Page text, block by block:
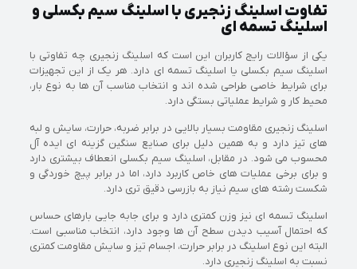
تفاوت اسلینگ زنجیری با اسلینگ سیم بکسلی و
اسلینگ تسمه ای
یکی از سؤالات رایج کاربران این است که اسلینگ زنجیری چه تفاوتی با
اسلینگ سیم بکسلی یا اسلینگ تسمه ای دارد. هر یک از این تجهیزات
برای شرایط خاصی طراحی شده اند و انتخاب مناسب آن ها به نوع بار،
محیط کار و شرایط عملیاتی بستگی دارد.
اسلینگ زنجیری مقاومت بسیار بالایی در برابر ضربه، حرارت، سایش و لبه
های تیز دارد و به همین دلیل برای صنایع سنگین گزینه ای ایده آل
محسوب می شود. در مقابل، اسلینگ سیم بکسلی انعطاف بیشتری دارد
و برای برخی عملیات های خاص کاربرد دارد، اما در برابر پیچ خوردگی و
شکست رشته های سیم نیاز به بازرسی دقیق تری دارد.
اسلینگ تسمه ای نیز وزن کمتری دارد و برای جابه جایی بارهای حساس
که احتمال آسیب دیدن سطح آن ها وجود دارد، انتخاب مناسبی است.
البته این نوع اسلینگ در برابر حرارت، اجسام تیز و سایش مقاومت کمتری
نسبت به اسلینگ زنجیری دارد.